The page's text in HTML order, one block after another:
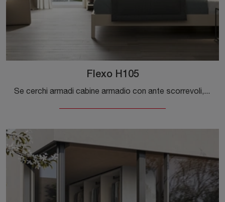
Flexo H105
Se cerchi armadi cabine armadio con ante scorrevoli, clicca e scopri l'armadio Flexo H105 di Colombini Casa in melaminico.